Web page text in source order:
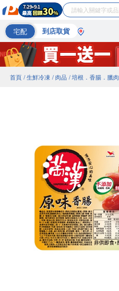
宅配 到店取貨
首頁 / 生鮮冷凍 / 肉品 / 培根．香腸．臘肉